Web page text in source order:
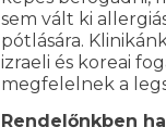
sem vált ki
pótlására.
izraeli és koreai
megfelelnek a
Rendelőnkben